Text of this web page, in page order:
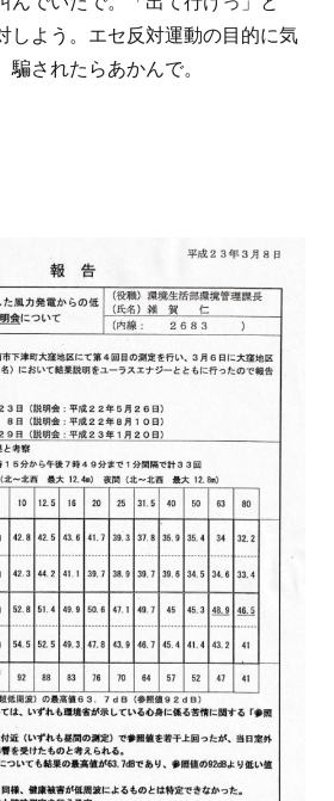
しよう。エセ反対運動の目的に気
されたらあかんで。